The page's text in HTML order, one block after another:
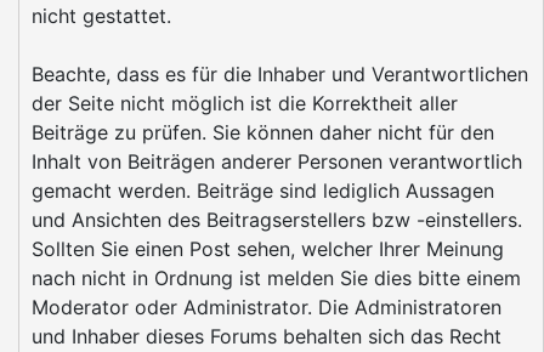
nicht gestattet.
Beachte, dass es für die Inhaber und Verantwortlichen
der Seite nicht möglich ist die Korrektheit aller
Beiträge zu prüfen. Sie können daher nicht für den
Inhalt von Beiträgen anderer Personen verantwortlich
gemacht werden. Beiträge sind lediglich Aussagen
und Ansichten des Beitragserstellers bzw -einstellers.
Sollten Sie einen Post sehen, welcher Ihrer Meinung
nach nicht in Ordnung ist melden Sie dies bitte einem
Moderator oder Administrator. Die Administratoren
und Inhaber dieses Forums behalten sich das Recht